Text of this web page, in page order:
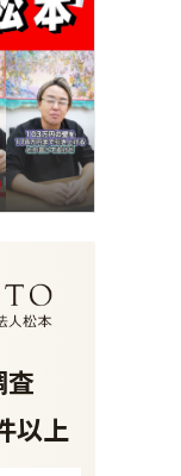
査
以上